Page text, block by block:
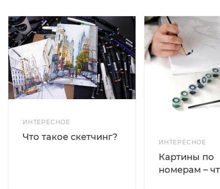
ИНТЕРЕСНОЕ
Что такое скетчинг?
ИНТЕРЕСНОЕ
Картины по
номерам –